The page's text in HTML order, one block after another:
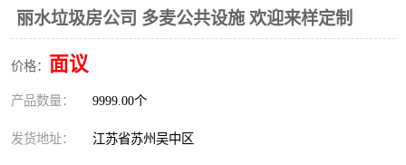
丽水垃圾房公司 多麦公共设施 欢迎来样定制
价格： 面议
产品数量： 9999.00个
发货地址： 江苏省苏州吴中区